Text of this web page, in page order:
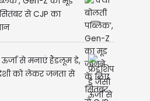
से CJP का
ऊर्जा से मनाएं हैंडलूम डे,
को लेकर जनता से